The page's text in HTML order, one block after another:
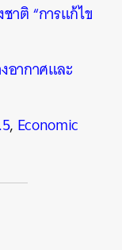
าติ “การแก้ไข
ากาศและ
, Economic